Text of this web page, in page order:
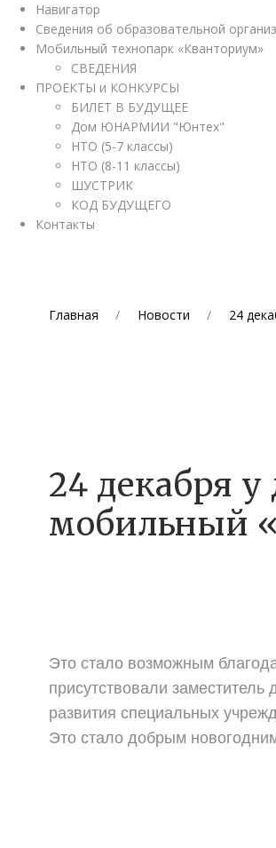
Навигатор
Сведения об образовательной
Мобильный технопарк «Кванториум»
СВЕДЕНИЯ
ПРОЕКТЫ и КОНКУРСЫ
БИЛЕТ В БУДУЩЕЕ
Дом ЮНАРМИИ "Юнтех"
НТО (5-7 классы)
НТО (8-11 классы)
ШУСТРИК
КОД БУДУЩЕГО
Контакты
Главная Новости 24
24 декабря
мобильный
Это стало возможным
присутствовали
развития специальных
Это стало добрым